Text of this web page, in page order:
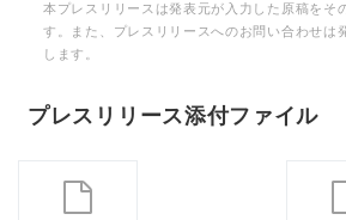
本プレスリリースは発表元が入力した原稿をそ
す。また、プレスリリースへのお問い合わせは
します。
プレスリリース添付ファイル